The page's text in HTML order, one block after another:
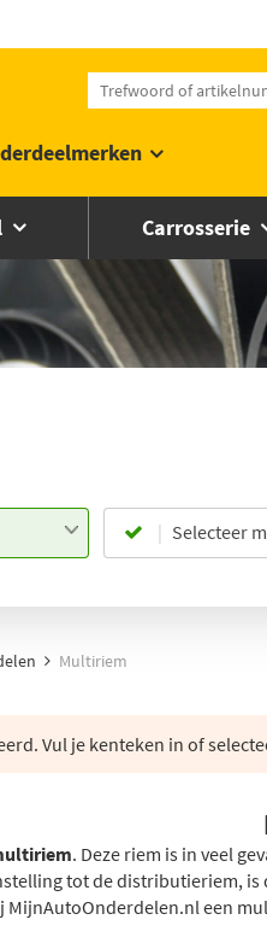
Carrosserie
Selecteer
Multiriem
Vul je kenteken in of
. Deze riem is in veel
tot de distributieriem,
een